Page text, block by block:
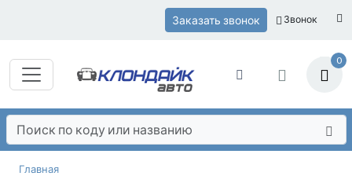
Заказать звонок Звонок
0
Главная